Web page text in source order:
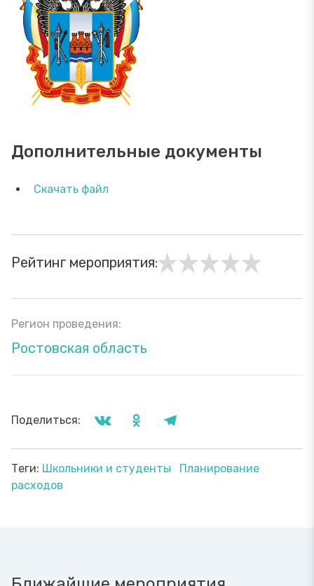
Дополнительные документы
Скачать файл
Рейтинг мероприятия:
Регион проведения:
Ростовская область
Поделиться:
Теги: Школьники и студенты
Планирование
расходов